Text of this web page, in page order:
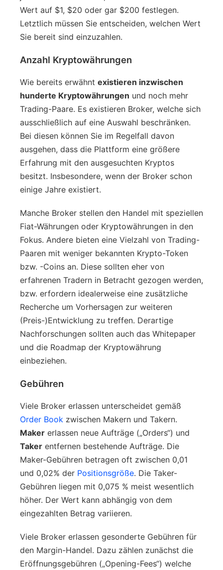
Wert auf $1, $20 oder gar $200 festlegen.
Letztlich müssen Sie entscheiden, welchen Wert
Sie bereit sind einzuzahlen.
Anzahl Kryptowährungen
Wie bereits erwähnt existieren inzwischen
hunderte Kryptowährungen und noch mehr
Trading-Paare. Es existieren Broker, welche sich
ausschließlich auf eine Auswahl beschränken.
Bei diesen können Sie im Regelfall davon
ausgehen, dass die Plattform eine größere
Erfahrung mit den ausgesuchten Kryptos
besitzt. Insbesondere, wenn der Broker schon
einige Jahre existiert.
Manche Broker stellen den Handel mit speziellen
Fiat-Währungen oder Kryptowährungen in den
Fokus. Andere bieten eine Vielzahl von Trading-
Paaren mit weniger bekannten Krypto-Token
bzw. -Coins an. Diese sollten eher von
erfahrenen Tradern in Betracht gezogen werden,
bzw. erfordern idealerweise eine zusätzliche
Recherche um Vorhersagen zur weiteren
(Preis-)Entwicklung zu treffen. Derartige
Nachforschungen sollten auch das Whitepaper
und die Roadmap der Kryptowährung
einbeziehen.
Gebühren
Viele Broker erlassen unterscheidet gemäß
Order Book zwischen Makern und Takern.
Maker erlassen neue Aufträge („Orders“) und
Taker entfernen bestehende Aufträge. Die
Maker-Gebühren betragen oft zwischen 0,01
und 0,02% der Positionsgröße. Die Taker-
Gebühren liegen mit 0,075 % meist wesentlich
höher. Der Wert kann abhängig von dem
eingezahlten Betrag variieren.
Viele Broker erlassen gesonderte Gebühren für
den Margin-Handel. Dazu zählen zunächst die
Eröffnungsgebühren („Opening-Fees“) welche